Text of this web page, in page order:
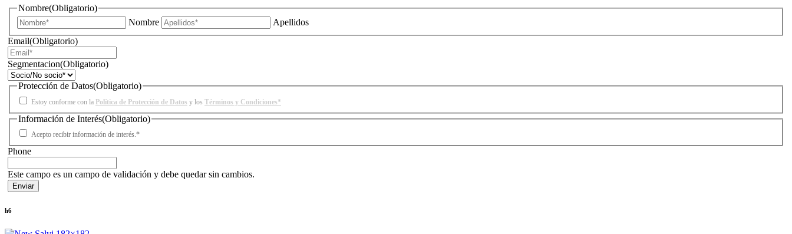
Nombre(Obligatorio)
Nombre
Apellidos
Email(Obligatorio)
Segmentacion(Obligatorio)
Protección de Datos(Obligatorio)
Estoy conforme con la Política de Protección de Datos y los Términos y Condiciones*
Información de Interés(Obligatorio)
Acepto recibir información de interés.*
Phone
Este campo es un campo de validación y debe quedar sin cambios.
h6